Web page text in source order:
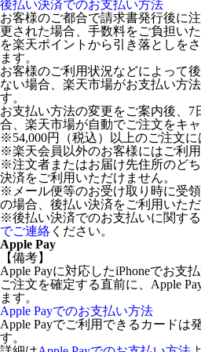
後払い決済でのお支払い方法
お客様のご都合で請求書発行後に
更された場合、手数料をご負担い
を楽天ポイントから引き落としを
ます。
お客様のご利用状況などによって
ない場合、楽天市場がお支払い方
す。
お支払い方法の変更をご案内後、7
合、楽天市場が自動でご注文をキ
※54,000円（税込）以上のご注文に
※楽天会員以外のお客様にはご利用
※注文者またはお届け先住所のど
決済をご利用いただけません。
※メール便等のお受け取り時に受
の場合、後払い決済をご利用いた
※後払い決済でのお支払いに関す
でご連絡 ください。
Apple Pay
【備考】
Apple Payに対応したiPhoneでお支
ご注文を確定する直前に、Apple
ます。
Apple Payでのお支払い方法
Apple Payでご利用できるカードは
す。